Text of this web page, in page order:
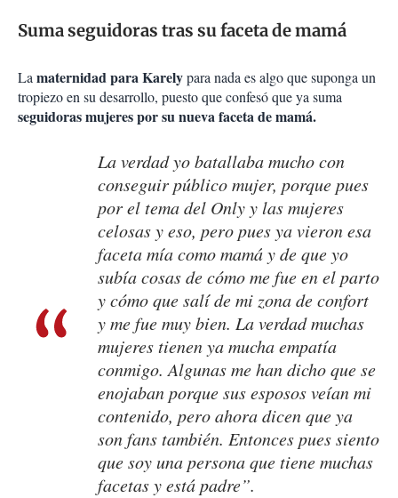
Suma seguidoras tras su faceta de mamá
Lamaternidad para Karelypara nada es algo que suponga un
tropiezo en su desarrollo, puesto que confesó que ya suma
seguidoras mujeres por su nueva faceta de mamá.
La verdad yo batallaba mucho con
conseguir público mujer, porque pues
por el tema del Only y las mujeres
celosas y eso, pero pues ya vieron esa
faceta mía como mamá y de que yo
subía cosas de cómo me fue en el parto
y cómo que salí de mi zona de confort
y me fue muy bien. La verdad muchas
mujeres tienen ya mucha empatía
conmigo. Algunas me han dicho que se
enojaban porque sus esposos veían mi
contenido, pero ahora dicen que ya
son fans también. Entonces pues siento
que soy una persona que tiene muchas
facetas y está padre”.